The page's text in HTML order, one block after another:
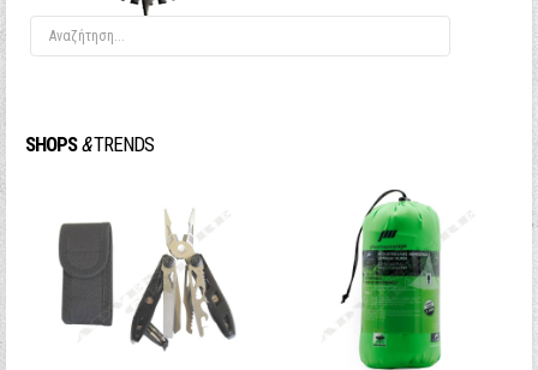
SHOPS &TRENDS
Ξεχάσατε τον κωδικό σας;